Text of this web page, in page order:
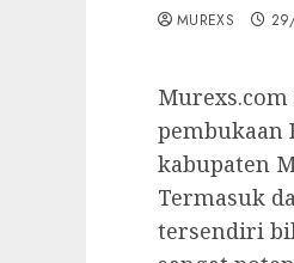
MUREXS
pembukaan
kabupaten
Termasuk
tersendiri